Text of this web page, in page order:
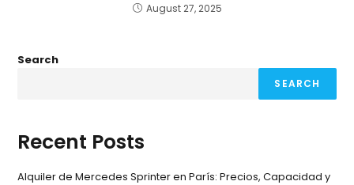
August 27, 2025
Search
SEARCH
Recent Posts
Alquiler de Mercedes Sprinter en París: Precios, Capacidad y